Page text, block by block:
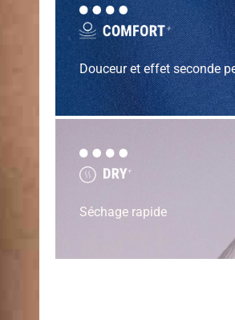
Douceur et effet seconde
Séchage rapide